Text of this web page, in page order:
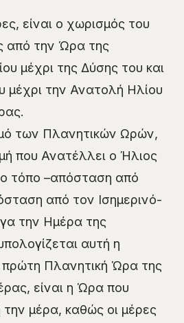
είναι ο χωρισμός του
από την Ώρα της
μέχρι της Δύσης του και
μέχρι την Ανατολή Ηλίου
των Πλανητικών Ωρών,
που Ανατέλλει ο Ήλιος
τόπο –απόσταση από
από τον Ισημερινό-
την Ημέρα της
αυτή η
Πλανητική Ώρα της
είναι η Ώρα που
μέρα, καθώς οι μέρες